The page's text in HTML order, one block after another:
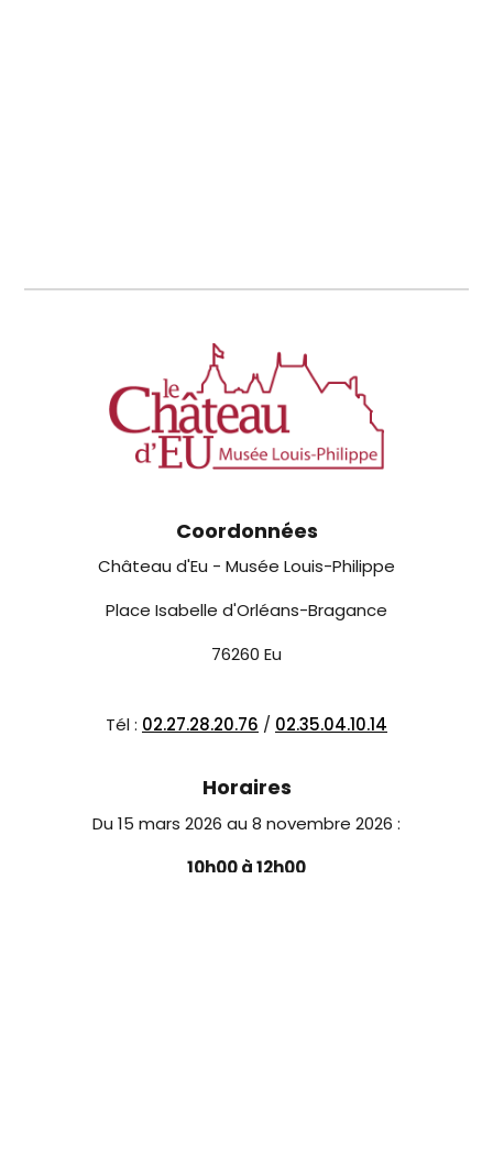
Coordonnées
Château d'Eu - Musée Louis-Philippe
Place Isabelle d'Orléans-Bragance
76260 Eu
Tél : 02.27.28.20.76 / 02.35.04.10.14
Horaires
Du 15 mars 2026 au 8 novembre 2026 :
10h00 à 12h00